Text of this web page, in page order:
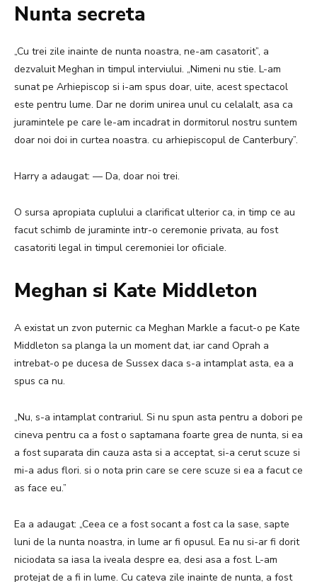
Nunta secreta
„Cu trei zile inainte de nunta noastra, ne-am casatorit”, a
dezvaluit Meghan in timpul interviului. „Nimeni nu stie. L-am
sunat pe Arhiepiscop si i-am spus doar, uite, acest spectacol
este pentru lume. Dar ne dorim unirea unul cu celalalt, asa ca
juramintele pe care le-am incadrat in dormitorul nostru suntem
doar noi doi in curtea noastra. cu arhiepiscopul de Canterbury”.
Harry a adaugat: — Da, doar noi trei.
O sursa apropiata cuplului a clarificat ulterior ca, in timp ce au
facut schimb de juraminte intr-o ceremonie privata, au fost
casatoriti legal in timpul ceremoniei lor oficiale.
Meghan si Kate Middleton
A existat un zvon puternic ca Meghan Markle a facut-o pe Kate
Middleton sa planga la un moment dat, iar cand Oprah a
intrebat-o pe ducesa de Sussex daca s-a intamplat asta, ea a
spus ca nu.
„Nu, s-a intamplat contrariul. Si nu spun asta pentru a dobori pe
cineva pentru ca a fost o saptamana foarte grea de nunta, si ea
a fost suparata din cauza asta si a acceptat, si-a cerut scuze si
mi-a adus flori. si o nota prin care se cere scuze si ea a facut ce
as face eu.”
Ea a adaugat: „Ceea ce a fost socant a fost ca la sase, sapte
luni de la nunta noastra, in lume ar fi opusul. Ea nu si-ar fi dorit
niciodata sa iasa la iveala despre ea, desi asa a fost. L-am
protejat de a fi in lume. Cu cateva zile inainte de nunta, a fost